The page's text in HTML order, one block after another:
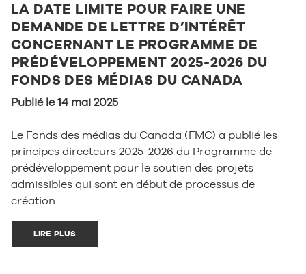
LA DATE LIMITE POUR FAIRE UNE
DEMANDE DE LETTRE D’INTÉRÊT
CONCERNANT LE PROGRAMME DE
PRÉDÉVELOPPEMENT 2025-2026 DU
FONDS DES MÉDIAS DU CANADA
Publié le 14 mai 2025
Le Fonds des médias du Canada (FMC) a publié les
principes directeurs 2025-2026 du Programme de
prédéveloppement pour le soutien des projets
admissibles qui sont en début de processus de
création.
LIRE PLUS